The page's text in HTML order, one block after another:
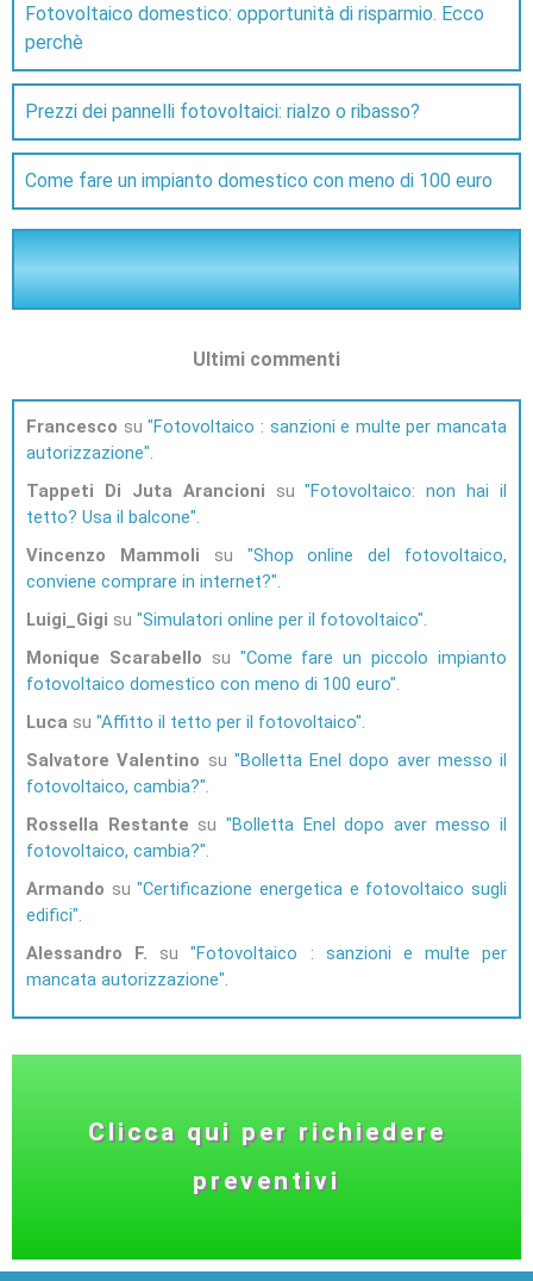
Fotovoltaico domestico: opportunità di risparmio. Ecco
perchè
Prezzi dei pannelli fotovoltaici: rialzo o ribasso?
Come fare un impianto domestico con meno di 100 euro
Ultimi commenti
Francesco su Fotovoltaico : sanzioni e multe per mancata
autorizzazione
Tappeti Di Juta Arancioni su Fotovoltaico: non hai il
tetto? Usa il balcone
Vincenzo Mammoli su
Shop online del fotovoltaico,
conviene comprare in internet?
Luigi_Gigi su Simulatori online per il fotovoltaico
Monique Scarabello su
Come fare un piccolo impianto
fotovoltaico domestico con meno di 100 euro
Luca su Affitto il tetto per il fotovoltaico
Salvatore Valentino su
Bolletta Enel dopo aver messo il
fotovoltaico, cambia?
Rossella Restante su
Bolletta Enel dopo aver messo il
fotovoltaico, cambia?
Armando su Certificazione energetica e fotovoltaico sugli
edifici
Alessandro F. su Fotovoltaico : sanzioni e multe per
mancata autorizzazione
Clicca qui per richiedere
preventivi